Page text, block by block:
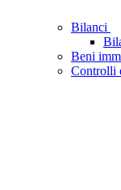
Bilanci
Beni
Controlli